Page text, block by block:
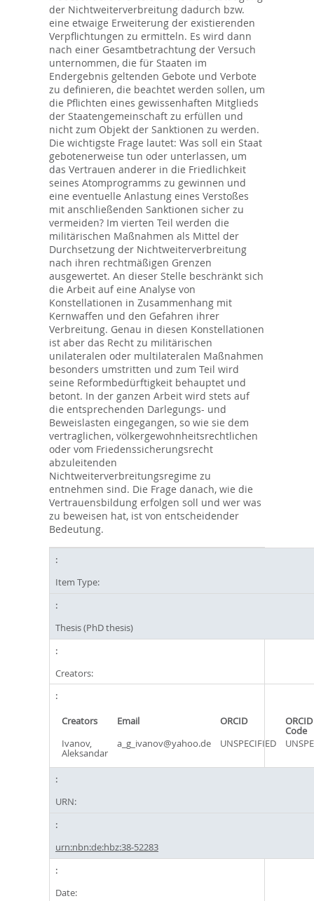
der Nichtweiterverbreitung dadurch bzw.
eine etwaige Erweiterung der existierenden
Verpflichtungen zu ermitteln. Es wird dann
nach einer Gesamtbetrachtung der Versuch
unternommen, die für Staaten im
Endergebnis geltenden Gebote und Verbote
zu definieren, die beachtet werden sollen, um
die Pflichten eines gewissenhaften Mitglieds
der Staatengemeinschaft zu erfüllen und
nicht zum Objekt der Sanktionen zu werden.
Die wichtigste Frage lautet: Was soll ein Staat
gebotenerweise tun oder unterlassen, um
das Vertrauen anderer in die Friedlichkeit
seines Atomprogramms zu gewinnen und
eine eventuelle Anlastung eines Verstoßes
mit anschließenden Sanktionen sicher zu
vermeiden? Im vierten Teil werden die
militärischen Maßnahmen als Mittel der
Durchsetzung der Nichtweiterverbreitung
nach ihren rechtmäßigen Grenzen
ausgewertet. An dieser Stelle beschränkt sich
die Arbeit auf eine Analyse von
Konstellationen in Zusammenhang mit
Kernwaffen und den Gefahren ihrer
Verbreitung. Genau in diesen Konstellationen
ist aber das Recht zu militärischen
unilateralen oder multilateralen Maßnahmen
besonders umstritten und zum Teil wird
seine Reformbedürftigkeit behauptet und
betont. In der ganzen Arbeit wird stets auf
die entsprechenden Darlegungs- und
Beweislasten eingegangen, so wie sie dem
vertraglichen, völkergewohnheitsrechtlichen
oder vom Friedenssicherungsrecht
abzuleitenden
Nichtweiterverbreitungsregime zu
entnehmen sind. Die Frage danach, wie die
Vertrauensbildung erfolgen soll und wer was
zu beweisen hat, ist von entscheidender
Bedeutung.
Item Type:
Thesis (PhD thesis)
Creators:
Creators Email ORCID
Code
Ivanov,
Aleksandar
a_g_ivanov@yahoo.de UNSPECIFIED
URN:
urn:nbn:de:hbz:38-52283
Date: